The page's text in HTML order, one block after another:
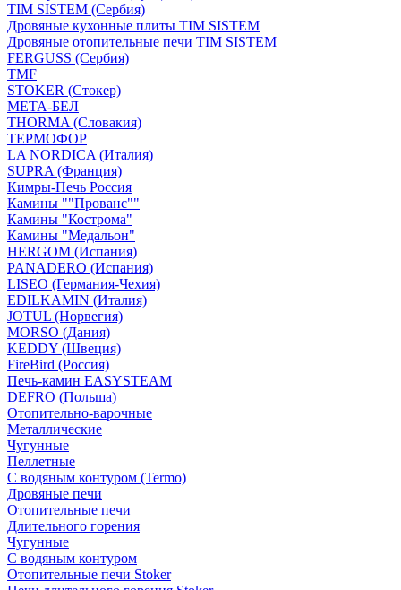
TIM SISTEM (Сербия)
Дровяные кухонные плиты TIM SISTEM
Дровяные отопительные печи TIM SISTEM
FERGUSS (Сербия)
TMF
STOKER (Стокер)
МЕТА-БЕЛ
THORMA (Словакия)
ТЕРМОФОР
LA NORDICA (Италия)
SUPRA (Франция)
Кимры-Печь Россия
Камины ""Прованс""
Камины "Кострома"
Камины "Медальон"
HERGOM (Испания)
PANADERO (Испания)
LISEO (Германия-Чехия)
EDILKAMIN (Италия)
JOTUL (Норвегия)
MORSO (Дания)
KEDDY (Швеция)
FireBird (Россия)
Печь-камин EASYSTEAM
DEFRO (Польша)
Отопительно-варочные
Металлические
Чугунные
Пеллетные
С водяным контуром (Termo)
Дровяные печи
Отопительные печи
Длительного горения
Чугунные
C водяным контуром
Отопительные печи Stoker